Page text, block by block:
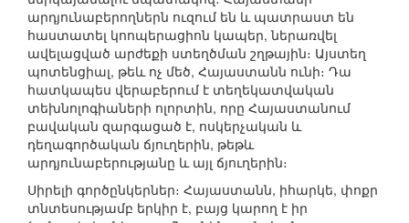
արդյունաբերողներն ուզում են և պատրաստ են
հաստատել կոոպերացիոն կապեր, ներառվել
ավելացված արժեքի ստեղծման շղթային։ Այստեղ
պոտենցիալ, թեև ոչ մեծ, Հայաստանն ունի։ Դա
հատկապես վերաբերում է տեղեկատվական
տեխնոլոգիաների ոլորտին, որը Հայաստանում
բավական զարգացած է, ոսկերչական և
դեղագործական ճյուղերին, թեթև
արդյունաբերությանը և այլ ճյուղերին։
Սիրելի գործընկերներ։ Հայաստանն, իհարկե, փոքր
տնտեսությամբ երկիր է, բայց կարող է իր